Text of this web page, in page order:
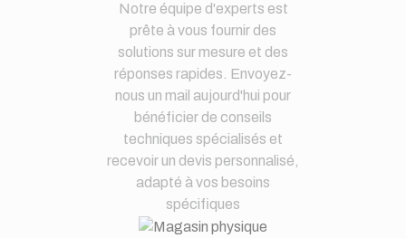
Notre équipe d'experts est
prête à vous fournir des
solutions sur mesure et des
réponses rapides. Envoyez-
nous un mail aujourd'hui pour
bénéficier de conseils
techniques spécialisés et
recevoir un devis personnalisé,
adapté à vos besoins
spécifiques